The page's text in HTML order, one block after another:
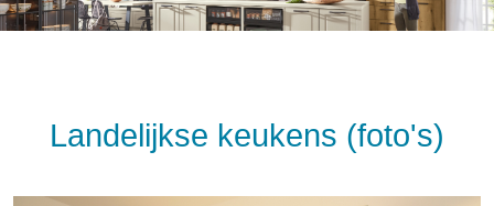
Landelijkse keukens (foto's)